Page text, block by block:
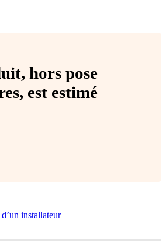
hors pose
, est estimé
installateur